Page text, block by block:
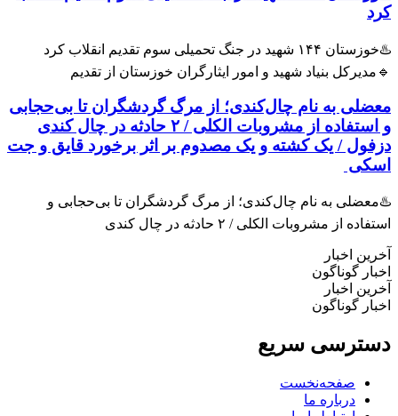
♨️خوزستان ۱۴۴ شهید در جنگ تحمیلی سوم تقدیم انقلاب کرد
بنیاد شهید و امور ایثارگران خوزستان از تقدیم
به نام چال‌کندی؛ از مرگ گردشگران تا بی‌حجابی
و استفاده از مشروبات الکلی / ۲ حادثه در چال کندی
/ یک کشته و یک مصدوم بر اثر برخورد قایق و جت
به نام چال‌کندی؛ از مرگ گردشگران تا بی‌حجابی و
از مشروبات الکلی / ۲ حادثه در چال کندی
اخبار
گوناگون
اخبار
گوناگون
سریع
صفحه‌نخست
درباره ما